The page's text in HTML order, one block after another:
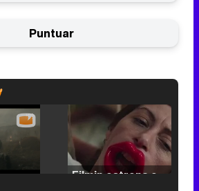
Puntuar
/